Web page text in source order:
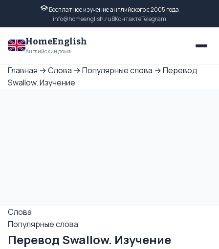
Бесплатное изучение английского с 2005 года
info@homeenglish.ruВКонтактеTelegram
HomeEnglish
Английский дома
Главная →Слова →Популярные слова →Перевод
Swallow. Изучение
Слова
Популярные слова
Перевод Swallow. Изучение